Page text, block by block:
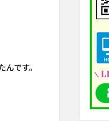
です。